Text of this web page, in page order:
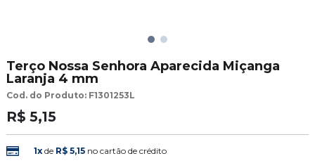
Terço Nossa Senhora Aparecida Miçanga
Laranja 4 mm
Cod. do Produto: F1301253L
R$ 5,15
1xde R$ 5,15 no cartão de crédito